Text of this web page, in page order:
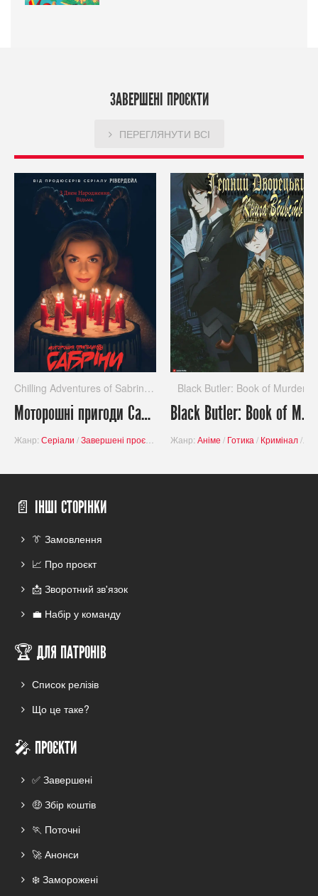
ЗАВЕРШЕНІ ПРОЄКТИ
ПЕРЕГЛЯНУТИ ВСІ
Chilling Adventures of Sabrina (Season 1)
Моторошні пригоди Сабріни (Сезон 1) / Chilling Adventures of Sabrina (Season 1)
Жанр: Серіали /Завершені проєкти Містика
Black Butler: Book of Murder
Black Butler: Book of Murder
Жанр: Аніме / Готика / Кримінал/
📄 ІНШІ СТОРІНКИ
👔 Замовлення
📈 Про проєкт
📩 Зворотний зв'язок
💼 Набір у команду
🏆 ДЛЯ ПАТРОНІВ
Список релізів
Що це таке?
🎤 ПРОЄКТИ
✅ Завершені
🤑 Збір коштів
🏃 Поточні
🚀 Анонси
❄️ Заморожені